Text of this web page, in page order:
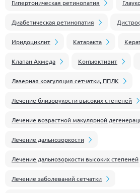
Гипертоническая ретинопатия
Диабетическая ретинопатия
Иридоциклит Катаракта
Клапан Ахмеда Конъюктивит
Лазерная коагуляция сетчатки, ППЛК
Лечение близорукости высоких степеней
Лечение возрастной макулярной
Лечение дальнозоркости
Лечение дальнозоркости высоких степеней
Лечение заболеваний сетчатки